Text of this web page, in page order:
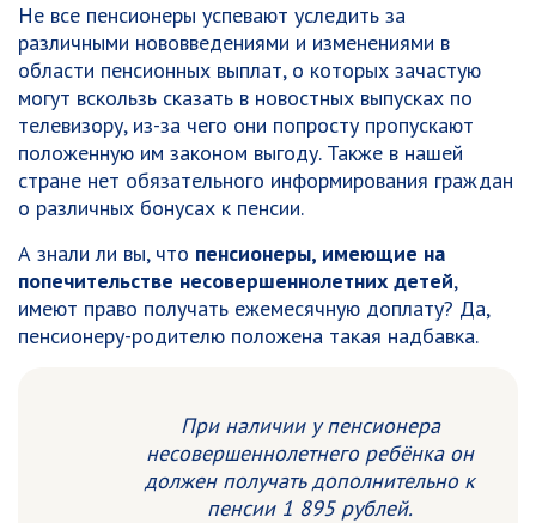
Не все пенсионеры успевают уследить за
различными нововведениями и изменениями в
области пенсионных выплат, о которых зачастую
могут вскользь сказать в новостных выпусках по
телевизору, из-за чего они попросту пропускают
положенную им законом выгоду. Также в нашей
стране нет обязательного информирования граждан
о различных бонусах к пенсии.
А знали ли вы, что пенсионеры, имеющие на
попечительстве несовершеннолетних детей,
имеют право получать ежемесячную доплату? Да,
пенсионеру-родителю положена такая надбавка.
При наличии у пенсионера
несовершеннолетнего ребёнка он
должен получать дополнительно к
пенсии 1 895 рублей.